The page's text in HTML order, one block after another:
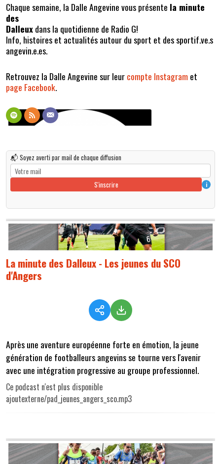
Chaque semaine, la Dalle Angevine vous présente la minute
des
Dalleuxdans la quotidienne de Radio G!
Info, histoires et actualités autour du sport et des sportif.ve.s
angevin.e.es.
Retrouvez la Dalle Angevine sur leurcompte Instagramet
page Facebook.
📬 Soyez averti par mail de chaque diffusion
S'inscrire i
La minute des Dalleux - Les jeunes du SCO
d'Angers
Après une aventure européenne forte en émotion, la jeune
génération de footballeurs angevins se tourne vers l'avenir
avec une intégration progressive au groupe professionnel.
Ce podcast n'est plus disponible
ajoutexterne/pad_jeunes_angers_sco.mp3